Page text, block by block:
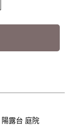
陽露台 庭院